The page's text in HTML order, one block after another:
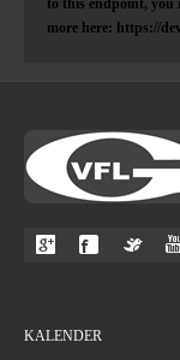
more here: https://
KALENDER